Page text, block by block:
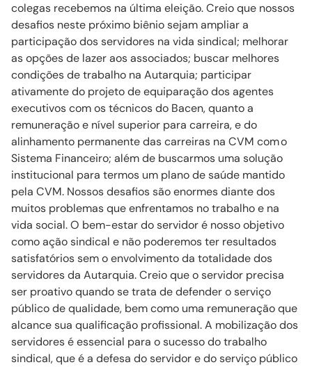
colegas recebemos na última eleição. Creio que nossos
desafios neste próximo biênio sejam ampliar a
participação dos servidores na vida sindical; melhorar
as opções de lazer aos associados; buscar melhores
condições de trabalho na Autarquia; participar
ativamente do projeto de equiparação dos agentes
executivos com os técnicos do Bacen, quanto a
remuneração e nível superior para carreira, e do
alinhamento permanente das carreiras na CVM com o
Sistema Financeiro; além de buscarmos uma solução
institucional para termos um plano de saúde mantido
pela CVM. Nossos desafios são enormes diante dos
muitos problemas que enfrentamos no trabalho e na
vida social. O bem-estar do servidor é nosso objetivo
como ação sindical e não poderemos ter resultados
satisfatórios sem o envolvimento da totalidade dos
servidores da Autarquia. Creio que o servidor precisa
ser proativo quando se trata de defender o serviço
público de qualidade, bem como uma remuneração que
alcance sua qualificação profissional. A mobilização dos
servidores é essencial para o sucesso do trabalho
sindical, que é a defesa do servidor e do serviço público